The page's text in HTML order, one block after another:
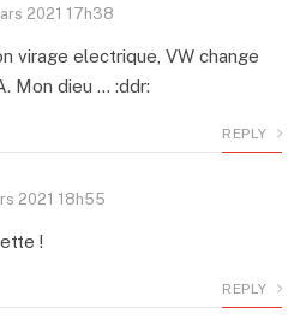
2021 17h38
virage electrique, VW change
Mon dieu … :ddr:
REPLY
2021 18h55
!
REPLY